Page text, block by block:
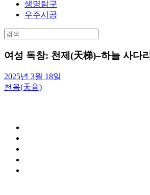
생명탐구
우주시공
Search
for:
여성 독창: 천제(天梯)–하늘 사다리
2025년 3월 18일
천음(天音)